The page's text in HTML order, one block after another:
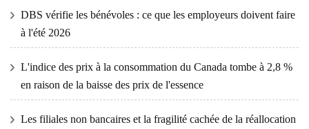
DBS vérifie les bénévoles : ce que les employeurs doivent faire
à l'été 2026
L'indice des prix à la consommation du Canada tombe à 2,8 %
en raison de la baisse des prix de l'essence
Les filiales non bancaires et la fragilité cachée de la réallocation